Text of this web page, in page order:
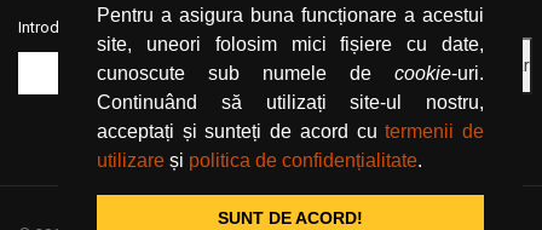
Pentru a asigura buna funcționare a acestui
site, uneori folosim mici fișiere cu date,
cunoscute sub numele de cookie-uri.
Continuând să utilizați site-ul nostru,
acceptați și sunteți de acord cutermenii de
utilizare și politica de confidențialitate.
SUNT DE ACORD!
Andre Clot
Andre Felibien
Andre Leroi-Gourhan
Andre Maurois
Andre Clot
Andre Felibien
Andre Leroi-Gourhan
Andre Maurois
Introduceți adresa dvs. de email și dați click pe butonul de abonare.